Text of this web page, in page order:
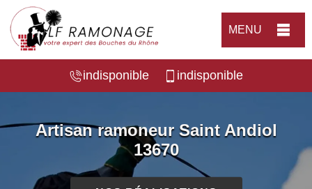
MENU
indisponible indisponible
Artisan ramoneur Saint Andiol
13670